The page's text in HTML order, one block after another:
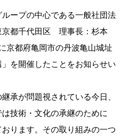
ープの中心である一般社団法
京都千代田区 理事長：杉本
京都府亀岡市の丹波亀山城址
を開催したことをお知らせい
承が問題視されている今日、
技術・文化の承継のために
ります。その取り組みの一つ